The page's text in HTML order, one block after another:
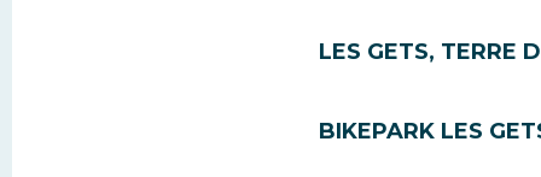
LES GETS, TERRE
BIKEPARK LES